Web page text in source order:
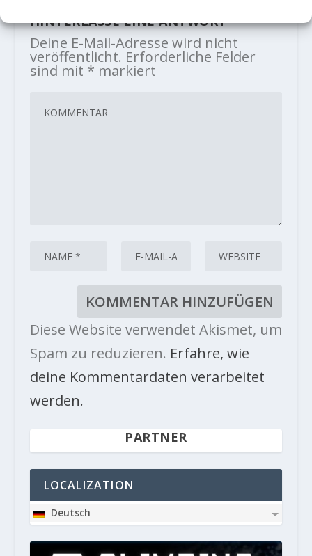
HINTERLASSE EINE ANTWORT
Deine E-Mail-Adresse wird nicht
veröffentlicht. Erforderliche Felder
sind mit * markiert
Diese Website verwendet Akismet, um
Spam zu reduzieren. Erfahre, wie
deine Kommentardaten verarbeitet
werden.
PARTNER
LOCALIZATION
Deutsch